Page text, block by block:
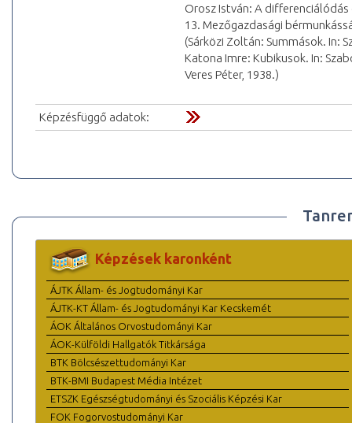
Orosz István: A differenciálódás
13. Mezőgazdasági
(Sárközi Zoltán: Summások. In:
Katona Imre: Kubikusok. In:
Veres Péter, 1938.)
Képzésfüggő adatok:
Képzések karonként
ÁJTK Állam- és Jogtudományi Kar
ÁJTK-KT Állam- és Jogtudományi Kar Kecskemét
ÁOK Általános Orvostudományi Kar
ÁOK-Külföldi Hallgatók Titkársága
BTK Bölcsészettudományi Kar
BTK-BMI Budapest Média Intézet
ETSZK Egészségtudományi és Szociális Képzési Kar
FOK Fogorvostudományi Kar